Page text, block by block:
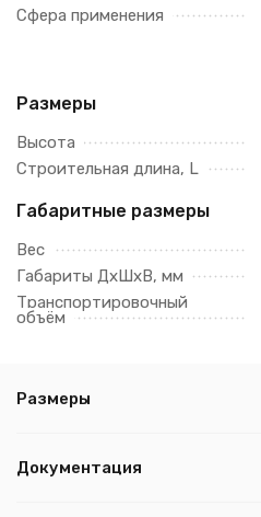
Сфера применения
Размеры
Высота
Строительная длина, L
Габаритные размеры
Вес
Габариты ДхШхВ, мм
Транспортировочный
объём
Размеры
Документация